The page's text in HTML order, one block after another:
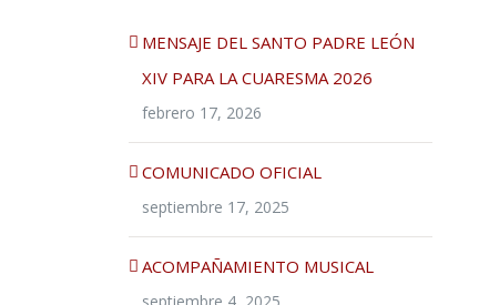
MENSAJE DEL SANTO PADRE LEÓN
XIV PARA LA CUARESMA 2026
febrero 17, 2026
COMUNICADO OFICIAL
septiembre 17, 2025
ACOMPAÑAMIENTO MUSICAL